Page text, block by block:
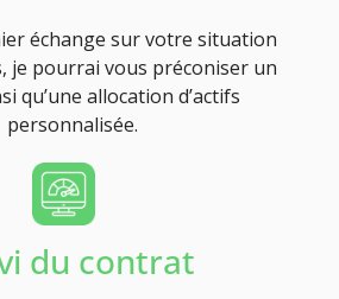
échange sur votre situation
je pourrai vous préconiser un
qu’une allocation d’actifs
personnalisée.
du contrat